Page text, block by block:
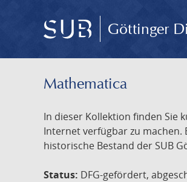
Göttinger
Mathematica
In dieser Kollektion finden Sie
Internet verfügbar zu
historische Bestand der SUB
Status: DFG-gefördert,